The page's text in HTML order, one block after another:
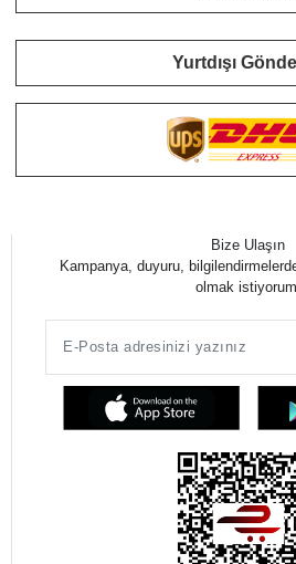
Yurtdışı
Bize Ulaşın
Kampanya, duyuru,
olmak istiyorum.